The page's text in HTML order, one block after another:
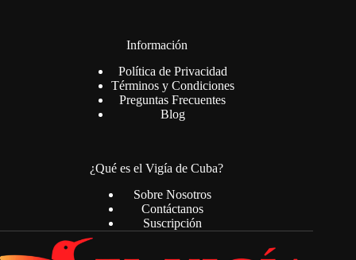
Información
Política de Privacidad
Términos y Condiciones
Preguntas Frecuentes
Blog
¿Qué es el Vigía de Cuba?
Sobre Nosotros
Contáctanos
Suscripción